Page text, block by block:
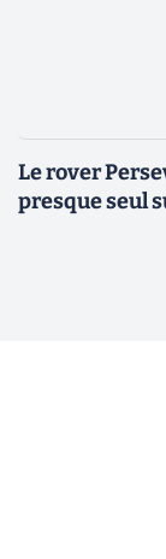
Le rover
presque seul